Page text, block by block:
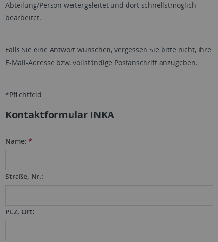
Abteilung/Person weitergeleitet und dort schnellstmöglich
bearbeitet.
Falls Sie eine Antwort wünschen, vergessen Sie bitte nicht, Ihre
E-Mail-Adresse bzw. vollständige Postanschrift anzugeben.
*Pflichtfeld
Kontaktformular INKA
Name: *
Straße, Nr.:
PLZ, Ort: